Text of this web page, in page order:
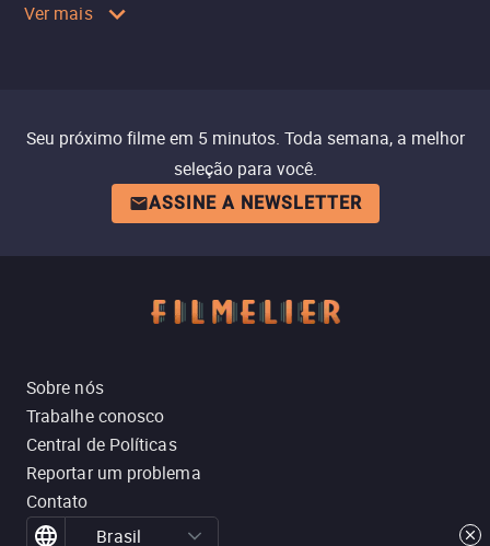
Ver mais
Seu próximo filme em 5 minutos. Toda semana, a melhor
seleção para você.
ASSINE A NEWSLETTER
Sobre nós
Trabalhe conosco
Central de Políticas
Reportar um problema
Contato
Brasil